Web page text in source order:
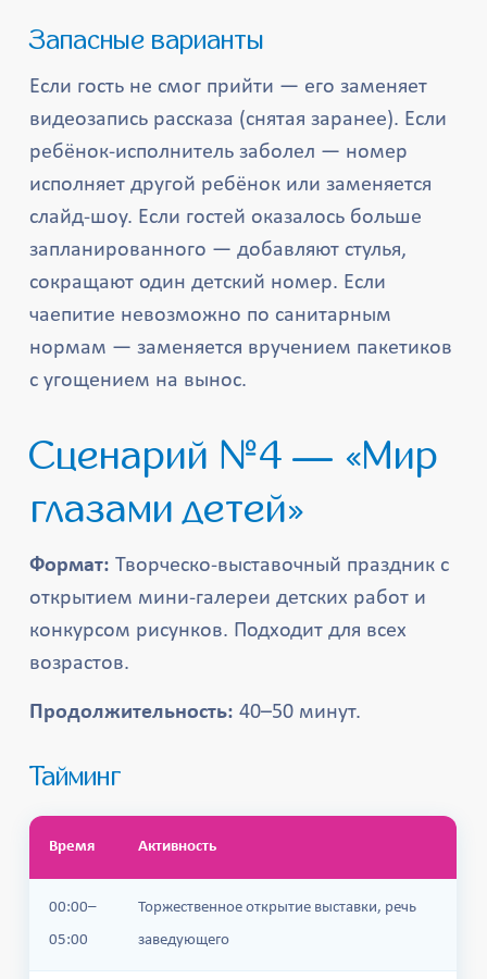
Запасные варианты
Если гость не смог прийти — его заменяет
видеозапись рассказа (снятая заранее). Если
ребёнок-исполнитель заболел — номер
исполняет другой ребёнок или заменяется
слайд-шоу. Если гостей оказалось больше
запланированного — добавляют стулья,
сокращают один детский номер. Если
чаепитие невозможно по санитарным
нормам — заменяется вручением пакетиков
с угощением на вынос.
Сценарий №4 — «Мир
глазами детей»
Формат: Творческо-выставочный праздник с
открытием мини-галереи детских работ и
конкурсом рисунков. Подходит для всех
возрастов.
Продолжительность: 40–50 минут.
Тайминг
Время Активность
00:00–
05:00
Торжественное открытие выставки, речь
заведующего